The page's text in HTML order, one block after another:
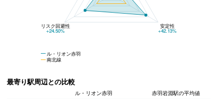
ル・リオン赤羽
南北線
リスク回避性
+24.50%
安定性
+42.13%
最寄り駅周辺との比較
ル・リオン赤羽
赤羽岩淵駅の平均値